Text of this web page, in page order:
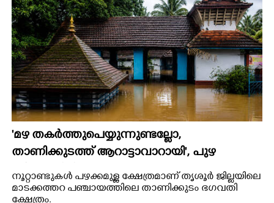
'മഴ തകർത്തുപെയ്യുന്നുണ്ടല്ലോ,​
താണിക്കുടത്ത് ആറാട്ടാവാറായി', പുഴ
ശ്രീകോവിലിലെത്തുന്ന അപൂർവ്വ കാഴ്ച
നൂറ്റാണ്ടുകൾ പഴക്കമുള്ള ക്ഷേത്രമാണ് തൃശൂ‌ർ ജില്ലയിലെ
മാടക്കത്തറ പഞ്ചായത്തിലെ താണിക്കുടം ഭഗവതി
ക്ഷേത്രം.